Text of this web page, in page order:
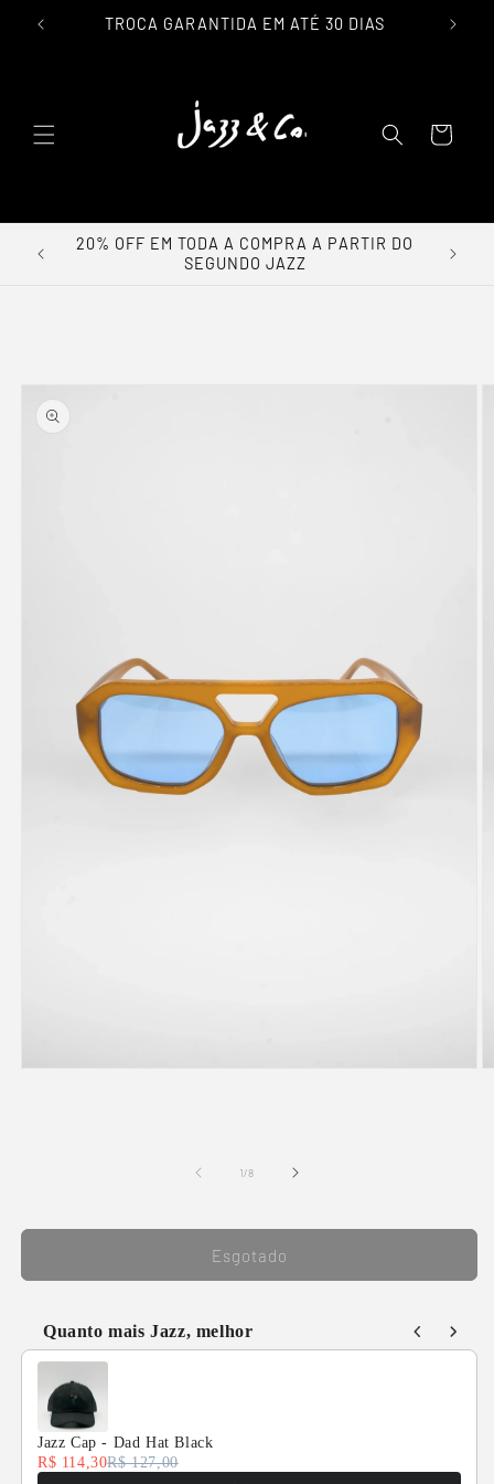
para o conteúdoTROCA GARANTIDA EM ATÉ 30 DIAS
Carrinho
20% OFF EM TODA A COMPRA A PARTIR DO
SEGUNDO JAZZ
1/de
8
Esgotado
Quanto mais Jazz, melhor
Use the Previous and Next buttons to navigate through
Jazz Cap - Dad Hat Black
R$ 114,30R$ 127,00